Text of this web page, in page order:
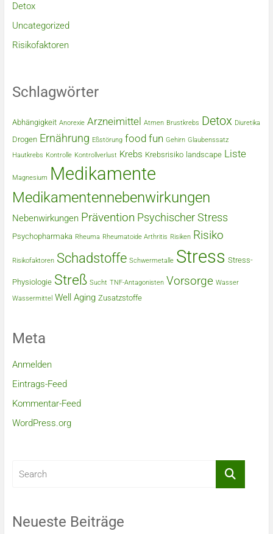
Detox
Uncategorized
Risikofaktoren
Schlagwörter
Abhängigkeit Anorexie Arzneimittel Atmen Brustkrebs Detox Diuretika
Drogen Ernährung Eßstörung food fun Gehirn Glaubenssatz
Hautkrebs Kontrolle Kontrollverlust Krebs Krebsrisiko landscape Liste
Magnesium Medikamente
Medikamentennebenwirkungen
Nebenwirkungen Prävention Psychischer Stress
Psychopharmaka Rheuma Rheumatoide Arthritis Risiken Risiko
Risikofaktoren Schadstoffe Schwermetalle Stress Stress-
Physiologie Streß Sucht TNF-Antagonisten Vorsorge Wasser
Wassermittel Well Aging Zusatzstoffe
Meta
Anmelden
Eintrags-Feed
Kommentar-Feed
WordPress.org
Neueste Beiträge